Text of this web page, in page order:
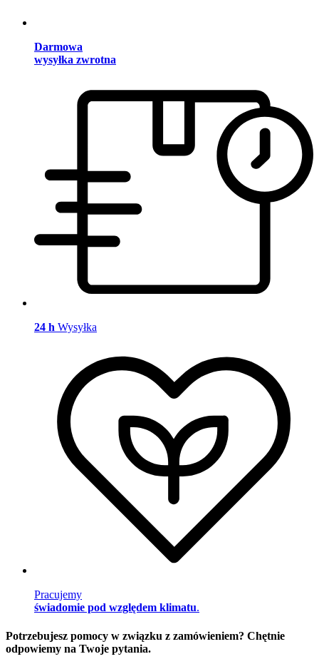
Darmowa
wysyłka zwrotna
24 h Wysyłka
Pracujemy
świadomie pod względem klimatu.
Potrzebujesz pomocy w związku z zamówieniem? Chętnie
odpowiemy na Twoje pytania.